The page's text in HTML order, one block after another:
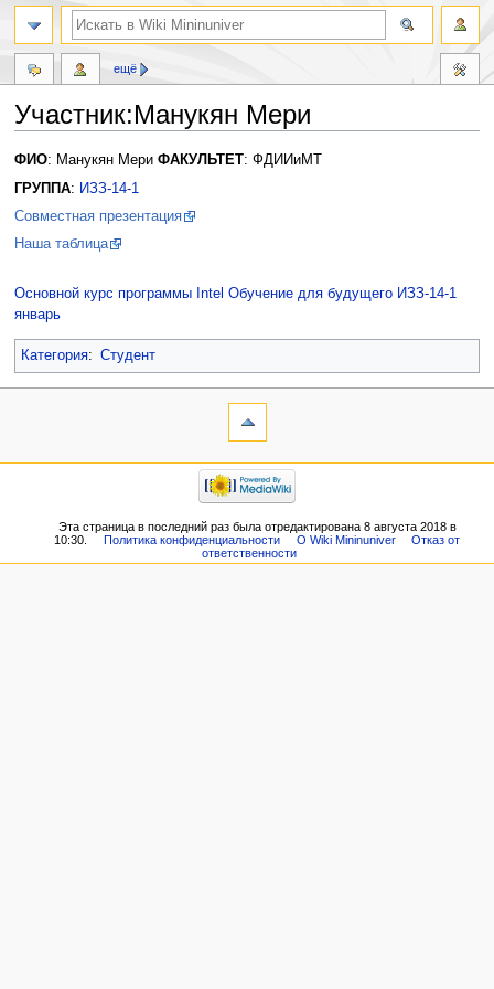
Участник:Манукян Мери
Перейти
к
Перейти
к
ФИО: Манукян Мери ФАКУЛЬТЕТ: ФДИИиМТ
ГРУППА: ИЗЗ-14-1
Совместная презентация
Наша таблица
Основной курс программы Intel Обучение для будущего ИЗЗ-14-1
январь
Категория: Студент
ещё
Эта страница в последний раз была отредактирована 8 августа 2018 в
10:30.
Политика конфиденциальности О Wiki Mininuniver
Отказ от
ответственности